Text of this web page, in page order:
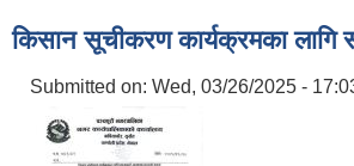
किसान सूचीकरण कार्यक्रमका
Submitted on: Wed, 03/26/2025 -